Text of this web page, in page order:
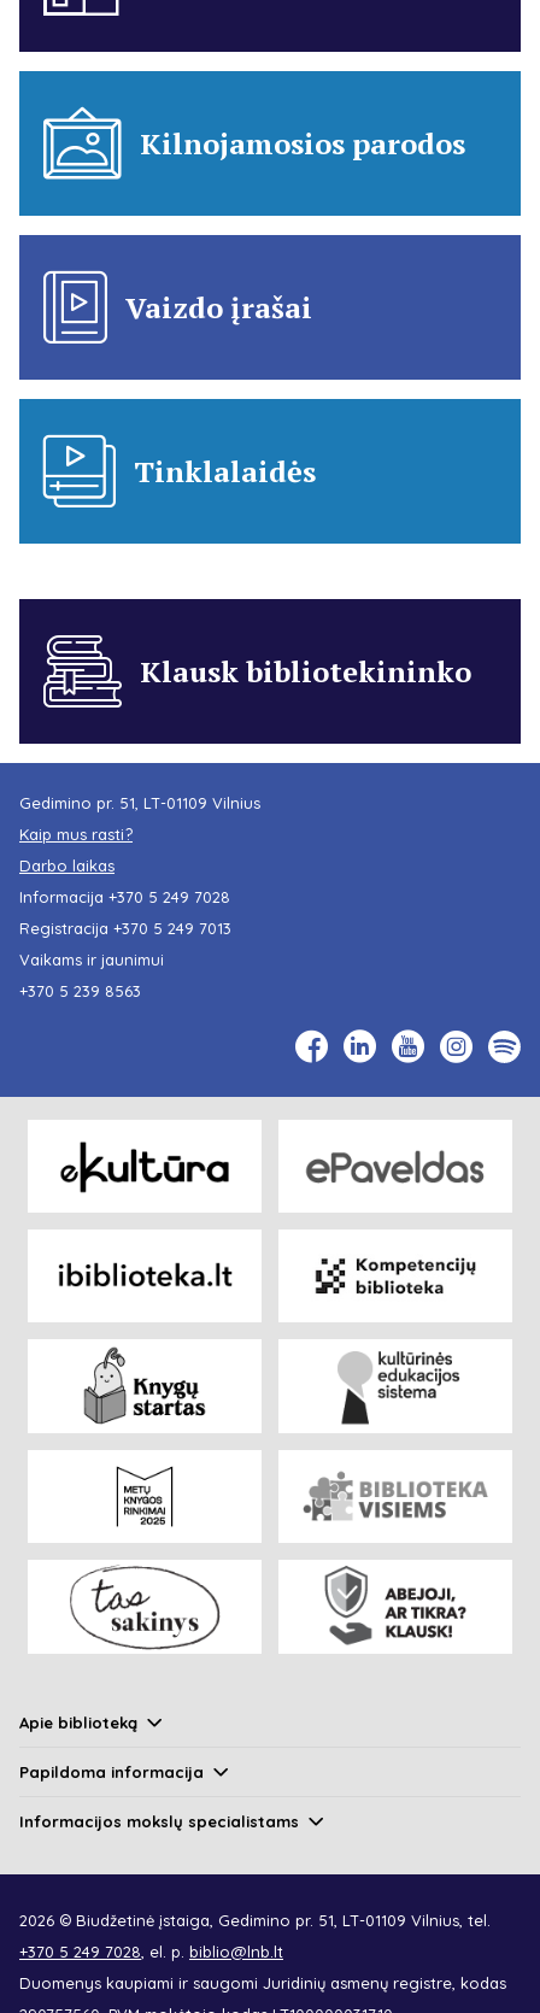
Kilnojamosios parodos
Vaizdo įrašai
Tinklalaidės
Klausk bibliotekininko
Gedimino pr. 51, LT-01109 Vilnius
Kaip mus rasti?
Darbo laikas
Informacija +370 5 249 7028
Registracija +370 5 249 7013
Vaikams ir jaunimui
+370 5 239 8563
Apie biblioteką
Papildoma informacija
Informacijos mokslų specialistams
2026 © Biudžetinė įstaiga, Gedimino pr. 51, LT-01109 Vilnius, tel.
+370 5 249 7028 , el. p. biblio@lnb.lt
Duomenys kaupiami ir saugomi Juridinių asmenų registre, kodas